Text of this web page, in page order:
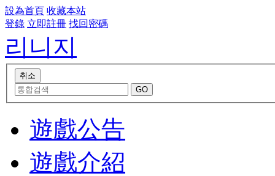
設為首頁 收藏本站
登錄 立即註冊 找回密碼
리니지
遊戲公告
遊戲介紹